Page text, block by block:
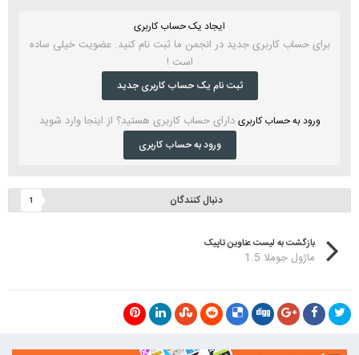
ایجاد یک حساب کاربری
برای حساب کاربری جدید در انجمن ما ثبت نام کنید. عضویت خیلی ساده
است !
ثبت نام یک حساب کاربری جدید
ورود به حساب کاربری دارای حساب کاربری هستید؟ از اینجا وارد شوید
ورود به حساب کاربری
دنبال کنندگان 1
بازگشت به لیست عناوین تاپیک
ماژول جوملا 1.5